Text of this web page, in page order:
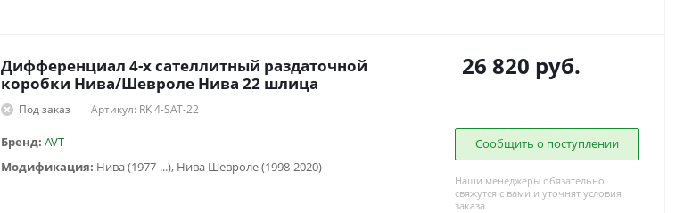
Дифференциал 4-х сателлитный раздаточной
коробки Нива/Шевроле Нива 22 шлица
Под заказ Артикул: RK 4-SAT-22
Бренд: AVT
Модификация: Нива (1977-...), Нива Шевроле (1998-2020)
26 820 руб.
Сообщить о поступлении
Наши менеджеры обязательно
свяжутся с вами и уточнят условия
заказа